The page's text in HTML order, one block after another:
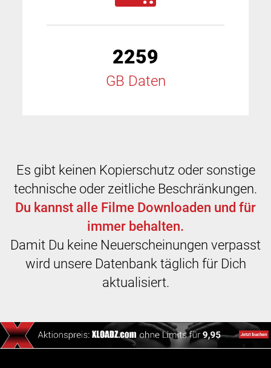
2259
GB Daten
Es gibt keinen Kopierschutz oder sonstige
technische oder zeitliche Beschränkungen.
Du kannst alle Filme Downloaden und für
immer behalten.
Damit Du keine Neuerscheinungen verpasst
wird unsere Datenbank täglich für Dich
aktualisiert.